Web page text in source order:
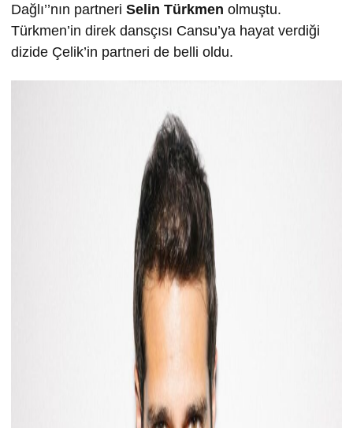
Dağlı’’nın partneri Selin Türkmen olmuştu.
Türkmen’in direk dansçısı Cansu’ya hayat verdiği
dizide Çelik’in partneri de belli oldu.